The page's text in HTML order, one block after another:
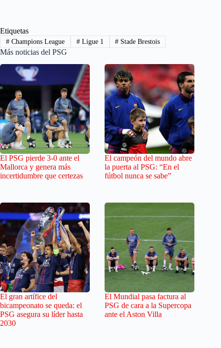
Etiquetas
#Champions League #Ligue 1 # Stade Brestois
Más noticias del PSG
El PSG pierde 3-0 ante el
Mallorca y genera más
incertidumbre que certezas
El campeón del mundo abre
la puerta al PSG: “En el
fútbol nunca se sabe”
El gran artífice del
bicampeonato se queda: el
PSG asegura su líder hasta
2030
El Mundial pasa factura al
PSG de cara a la Supercopa
ante el Aston Villa